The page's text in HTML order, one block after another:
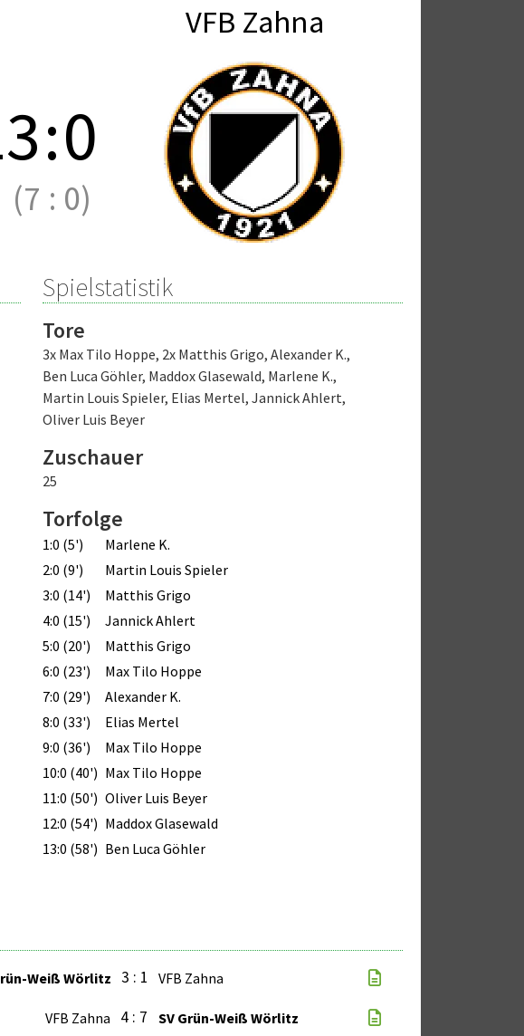
VFB Zahna
:0
(7 : 0)
Spielstatistik
Tore
3x Max Tilo Hoppe, 2x Matthis Grigo, Alexander K.,
Ben Luca Göhler, Maddox Glasewald, Marlene K.,
Martin Louis Spieler, Elias Mertel, Jannick Ahlert,
Oliver Luis Beyer
Zuschauer
25
Torfolge
1:0 (5')
Marlene K.
2:0 (9')
Martin Louis Spieler
3:0 (14')
Matthis Grigo
4:0 (15')
Jannick Ahlert
5:0 (20')
Matthis Grigo
6:0 (23')
Max Tilo Hoppe
7:0 (29')
Alexander K.
8:0 (33')
Elias Mertel
9:0 (36')
Max Tilo Hoppe
10:0 (40') Max Tilo Hoppe
11:0 (50') Oliver Luis Beyer
12:0 (54') Maddox Glasewald
13:0 (58') Ben Luca Göhler
Weiß Wörlitz 3 : 1 VFB Zahna
VFB Zahna 4 : 7 SV Grün-Weiß Wörlitz